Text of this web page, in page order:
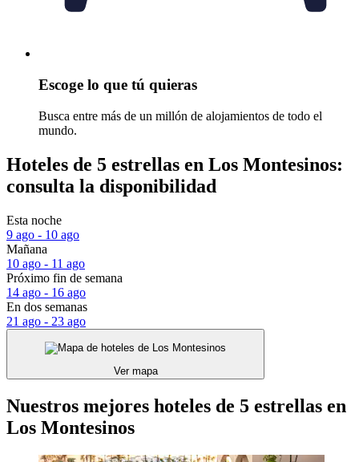
Escoge lo que tú quieras
Busca entre más de un millón de alojamientos de todo el
mundo.
Hoteles de 5 estrellas en Los Montesinos:
consulta la disponibilidad
Esta noche
9 ago - 10 ago
Mañana
10 ago - 11 ago
Próximo fin de semana
14 ago - 16 ago
En dos semanas
21 ago - 23 ago
Ver mapa
Nuestros mejores hoteles de 5 estrellas en
Los Montesinos